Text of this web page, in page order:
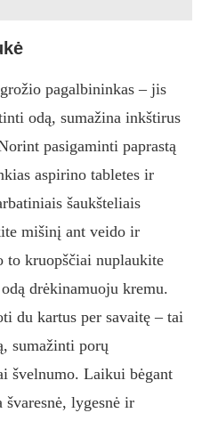
pagalbininkas – jis
odą, sumažina inkštirus
pasigaminti paprastą
aspirino tabletes ir
šaukšteliais
mišinį ant veido ir
to kruopščiai nuplaukite
drėkinamuoju kremu.
du kartus per savaitę – tai
sumažinti porų
švelnumo. Laikui bėgant
švaresnė, lygesnė ir